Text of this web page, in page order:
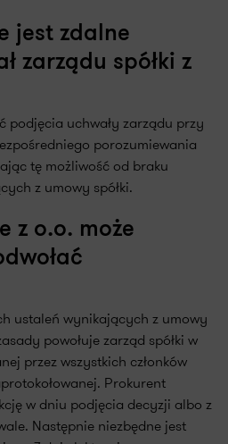
jest zdalne
zarządu spółki z
podjęcia uchwały zarządu przy
porozumiewania
tę możliwość od braku
z umowy spółki.
z o.o. może
ustaleń wynikających z umowy
powołuje zarząd spółki w
przez wszystkich członków
Prokurent
w dniu podjęcia decyzji albo z
Następnie niezbędne jest